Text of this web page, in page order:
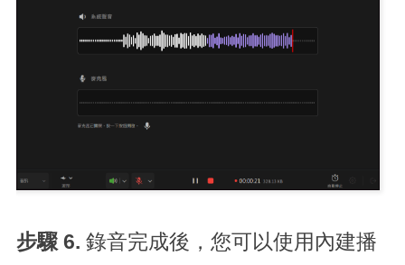
步驟 6. 錄音完成後，您可以使用內建播